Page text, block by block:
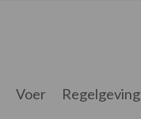
Voer Regelgeving